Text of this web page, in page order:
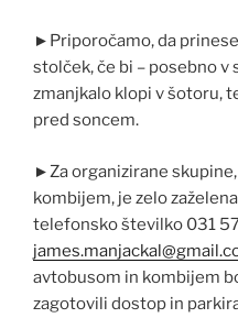
►Priporočamo, da
stolček, če bi – posebno
zmanjkalo klopi v šotoru,
pred soncem.
►Za organizirane
kombijem, je zelo
telefonsko številko 031
avtobusom in kombijem
zagotovili dostop in